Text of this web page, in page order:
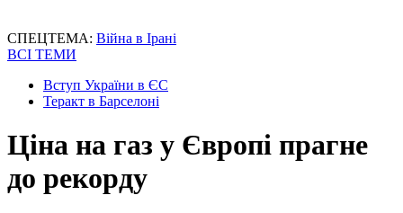
СПЕЦТЕМА: Війна в Ірані
ВСІ ТЕМИ
Вступ України в ЄС
Теракт в Барселоні
Ціна на газ у Європі прагне
до рекорду